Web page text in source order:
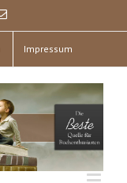
Impressum